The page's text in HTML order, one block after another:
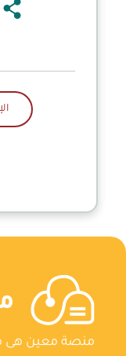
منصة معين هى